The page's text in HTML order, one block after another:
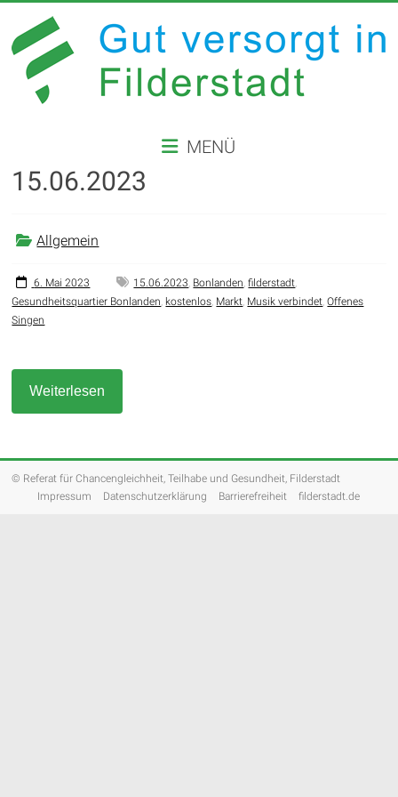
Inhalt
springen
VERSORGT
IN
FILDERSTADT
der
Stadt
Filderstadt
MENÜ
15.06.2023
Allgemein
6. Mai 2023 15.06.2023, Bonlanden,filderstadt,
Gesundheitsquartier Bonlanden, kostenlos, Markt, Musik verbindet,Offenes
Singen
Weiterlesen
© Referat für Chancengleichheit, Teilhabe und Gesundheit, Filderstadt
Impressum
Datenschutzerklärung Barrierefreiheit filderstadt.de